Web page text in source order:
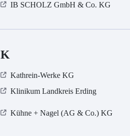
IB SCHOLZ GmbH & Co. KG
K
Kathrein-Werke KG
Klinikum Landkreis Erding
Kühne + Nagel (AG & Co.) KG